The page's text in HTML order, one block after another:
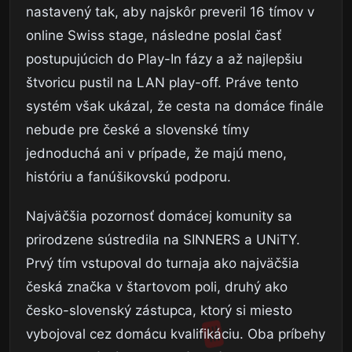
nastavený tak, aby najskôr preveril 16 tímov v
online Swiss stage, následne poslal časť
postupujúcich do Play-In fázy a až najlepšiu
štvoricu pustil na LAN play-off. Práve tento
systém však ukázal, že cesta na domáce finále
nebude pre české a slovenské tímy
jednoduchá ani v prípade, že majú meno,
históriu a fanúšikovskú podporu.
Najväčšia pozornosť domácej komunity sa
prirodzene sústredila na SINNERS a UNiTY.
Prvý tím vstupoval do turnaja ako najväčšia
česká značka v štartovom poli, druhý ako
česko-slovenský zástupca, ktorý si miesto
vybojoval cez domácu kvalifikáciu. Oba príbehy